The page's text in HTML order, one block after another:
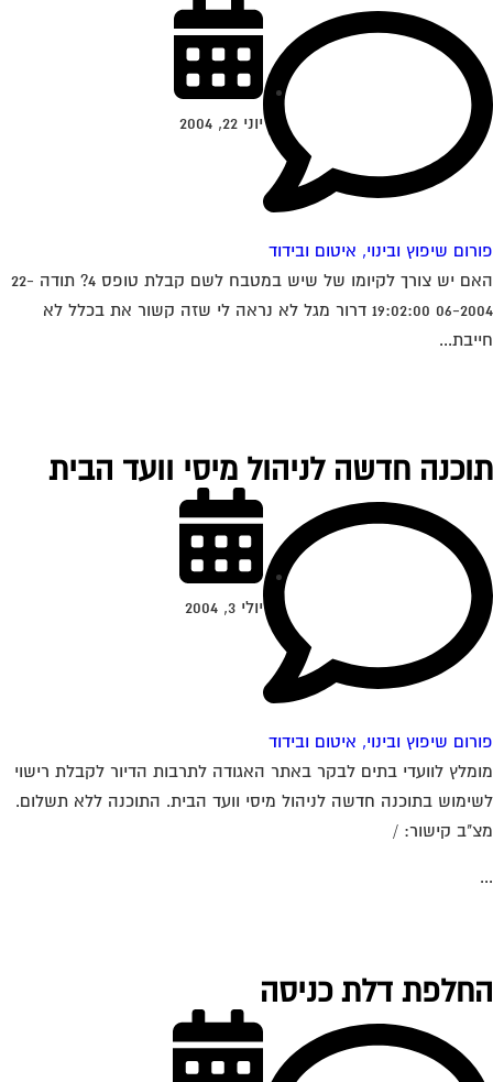
שיפוץ ובינוי, איטום ובידוד
יוני 22, 2004
האם יש צורך לקיומו של שיש במטבח לשם קבלת טופס 4? תודה 22-
06-2004 19:02:00 דרור מגל לא נראה לי שזה קשור את בכלל לא
חדשה לניהול מיסי וועד הבית
שיפוץ ובינוי, איטום ובידוד
יולי 3, 2004
לוועדי בתים לבקר באתר האגודה לתרבות הדיור לקבלת רישוי
בתוכנה חדשה לניהול מיסי וועד הבית. התוכנה ללא תשלום.
קישור: /
דלת כניסה